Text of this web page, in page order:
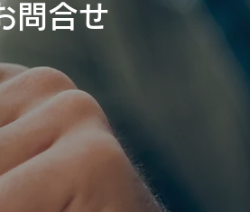
問合せ